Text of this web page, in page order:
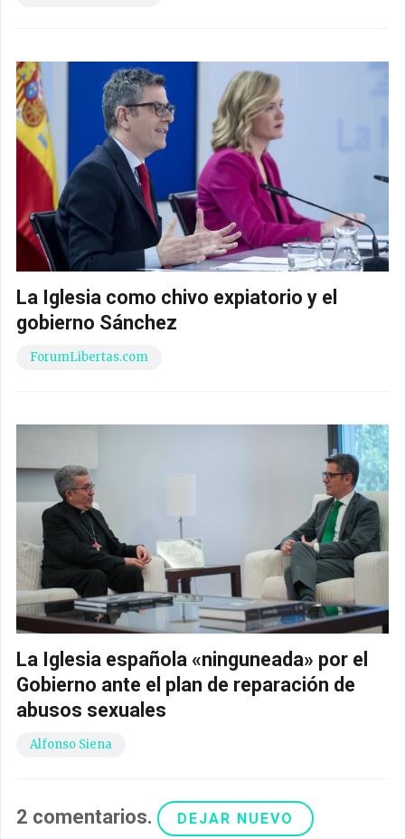
La Iglesia como chivo expiatorio y el
gobierno Sánchez
ForumLibertas.com
La Iglesia española «ninguneada» por el
Gobierno ante el plan de reparación de
abusos sexuales
Alfonso Siena
2 comentarios. DEJAR NUEVO